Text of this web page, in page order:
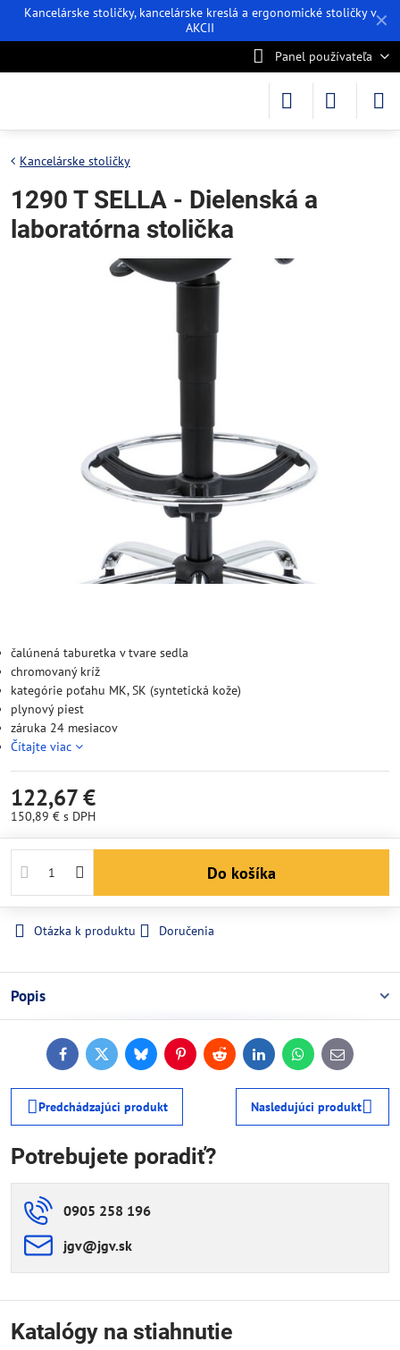
✕
Kancelárske stoličky, kancelárske kreslá a ergonomické stoličky v
AKCII
Panel používateľa
Kancelárske stoličky
1290 T SELLA - Dielenská a
laboratórna stolička
čalúnená taburetka v tvare sedla
chromovaný kríž
kategórie poťahu MK, SK (syntetická kože)
plynový piest
záruka 24 mesiacov
Čítajte viac
122,67 €
150,89 € s DPH
Do košíka
Otázka k produktu Doručenia
Popis
FacebookTwitterBlueskyPinterestReddit LinkedInWhatsApp
E-
mail
Predchádzajúci produkt Nasledujúci produkt
Potrebujete poradiť?
0905 258 196
jgv​@jgv​.sk
Katalógy na stiahnutie